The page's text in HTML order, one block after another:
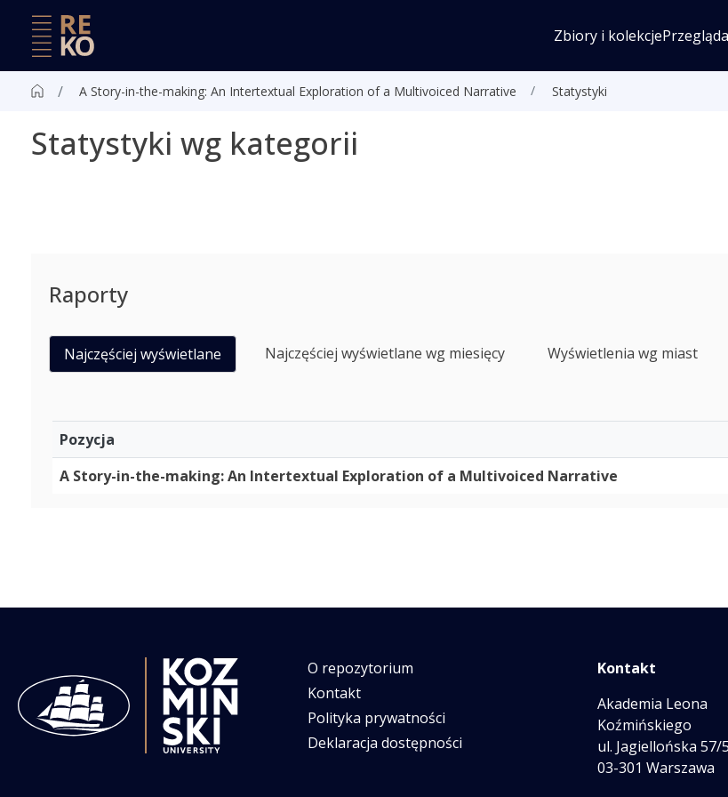
Zbiory i kolekcje
A Story-in-the-making: An Intertextual Exploration of a Multivoiced Narrative Statystyki
Statystyki wg kategorii
Raporty
Najczęściej wyświetlane Najczęściej wyświetlane wg miesięcy Wyświetlenia wg miast
Pozycja
A Story-in-the-making: An Intertextual Exploration of a Multivoiced Narrative
O repozytorium
Kontakt
Polityka prywatności
Deklaracja dostępności
Kontakt
Akademia Leona
Koźmińskiego
ul. Jagiellońska 57/
03-301 Warszawa